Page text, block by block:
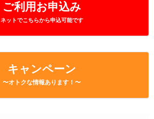
ご利用お申込み
ネットでこちらから申込可能です
キャンペーン
〜オトクな情報あります！〜